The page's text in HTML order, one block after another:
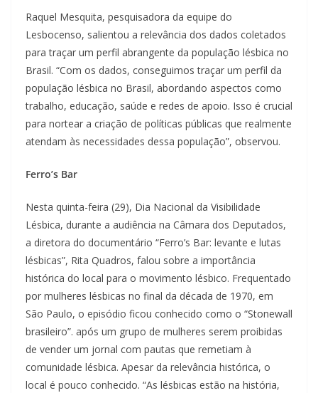
Raquel Mesquita, pesquisadora da equipe do
Lesbocenso, salientou a relevância dos dados coletados
para traçar um perfil abrangente da população lésbica no
Brasil. “Com os dados, conseguimos traçar um perfil da
população lésbica no Brasil, abordando aspectos como
trabalho, educação, saúde e redes de apoio. Isso é crucial
para nortear a criação de políticas públicas que realmente
atendam às necessidades dessa população”, observou.
Ferro’s Bar
Nesta quinta-feira (29), Dia Nacional da Visibilidade
Lésbica, durante a audiência na Câmara dos Deputados,
a diretora do documentário “Ferro’s Bar: levante e lutas
lésbicas”, Rita Quadros, falou sobre a importância
histórica do local para o movimento lésbico. Frequentado
por mulheres lésbicas no final da década de 1970, em
São Paulo, o episódio ficou conhecido como o “Stonewall
brasileiro”. após um grupo de mulheres serem proibidas
de vender um jornal com pautas que remetiam à
comunidade lésbica. Apesar da relevância histórica, o
local é pouco conhecido. “As lésbicas estão na história,